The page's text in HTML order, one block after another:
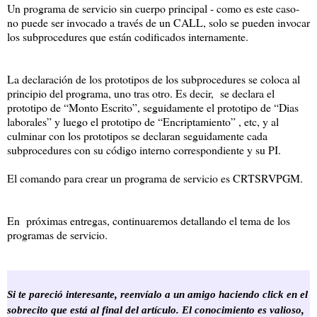
Un programa de servicio sin cuerpo principal - como es este caso-
no puede ser invocado a través de un CALL, solo se pueden invocar
los subprocedures que están codificados internamente.
La declaración de los prototipos de los subprocedures se coloca al
principio del programa, uno tras otro. Es decir, se declara el
prototipo de “Monto Escrito”, seguidamente el prototipo de “Dias
laborales” y luego el prototipo de “Encriptamiento” , etc, y al
culminar con los prototipos se declaran seguidamente cada
subprocedures con su código interno correspondiente y su PI.
El comando para crear un programa de servicio es CRTSRVPGM.
En próximas entregas, continuaremos detallando el tema de los
programas de servicio.
Si te pareció interesante, reenvíalo a un amigo haciendo click en el
sobrecito que está al final del artículo. El conocimiento es valioso,